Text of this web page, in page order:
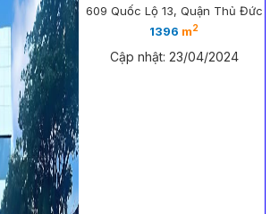
609 Quốc Lộ 13, Quận Thủ Đức
1396 m2
Cập nhật: 23/04/2024